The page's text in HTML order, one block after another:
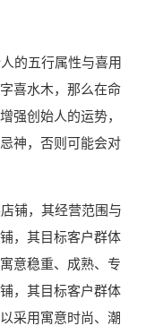
的五行属性与喜用
喜水木，那么在命
强创始人的运势，
神，否则可能会对
铺，其经营范围与
，其目标客户群体
意稳重、成熟、专
，其目标客户群体
采用寓意时尚、潮